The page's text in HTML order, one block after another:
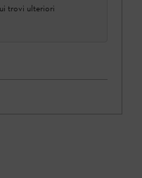
trovi ulteriori